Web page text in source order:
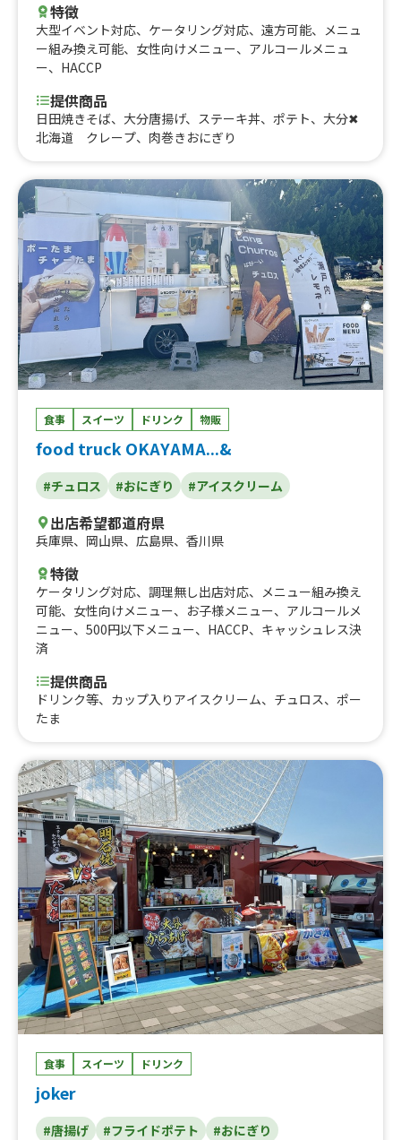
特徴
大型イベント対応、 ケータリング対応、 遠方可能、 メニュ
ー組み換え可能、 女性向けメニュー、 アルコールメニュ
ー、 HACCP
提供商品
日田焼きそば、大分唐揚げ、ステーキ丼、ポテト、大分✖︎
北海道 クレープ、肉巻きおにぎり
食事 スイーツ ドリンク 物販
food truck OKAYAMA...&
#チュロス #おにぎり #アイスクリーム
出店希望都道府県
兵庫県、 岡山県、 広島県、 香川県
特徴
ケータリング対応、 調理無し出店対応、
メニュー組み換え
可能、 女性向けメニュー、 お子様メニュー、 アルコールメ
ニュー、 500円以下メニュー、 HACCP、 キャッシュレス決
済
提供商品
ドリンク等、カップ入りアイスクリーム、チュロス、ポー
たま
食事 スイーツ ドリンク
joker
#唐揚げ #フライドポテト #おにぎり